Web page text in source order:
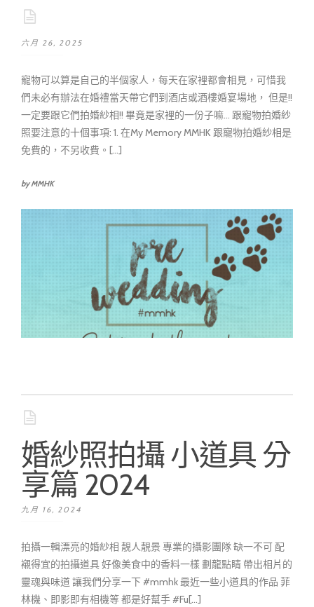
六月 26, 2025
寵物可以算是自己的半個家人，每天在家裡都會相見，可惜我
們未必有辦法在婚禮當天帶它們到酒店或酒樓婚宴場地， 但是!!
一定要跟它們拍婚紗相!! 畢竟是家裡的一份子嘛... 跟寵物拍婚紗
照要注意的十個事項: 1. 在My Memory MMHK 跟寵物拍婚紗相是
免費的，不另收費。[...]
by MMHK
婚紗照拍攝 小道具 分
享篇 2024
九月 16, 2024
拍攝一輯漂亮的婚紗相 靚人靚景 專業的攝影團隊 缺一不可 配
襯得宜的拍攝道具 好像美食中的香料一樣 劃龍點睛 帶出相片的
靈魂與味道 讓我們分享一下 #mmhk 最近一些小道具的作品 菲
林機、即影即有相機等 都是好幫手 #Fu[...]